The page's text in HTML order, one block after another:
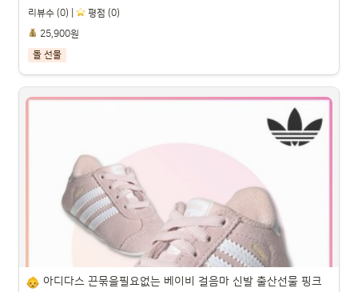
파트너스 활동을 통해 일정액의 수수료를 제공받을 수 있습니다.
리뷰수 (0) |
️ 평점 (0)
25,900원
돌 선물
아디다스 끈묶을필요없는 베이비 걸음마 신발 출산선물 핑크